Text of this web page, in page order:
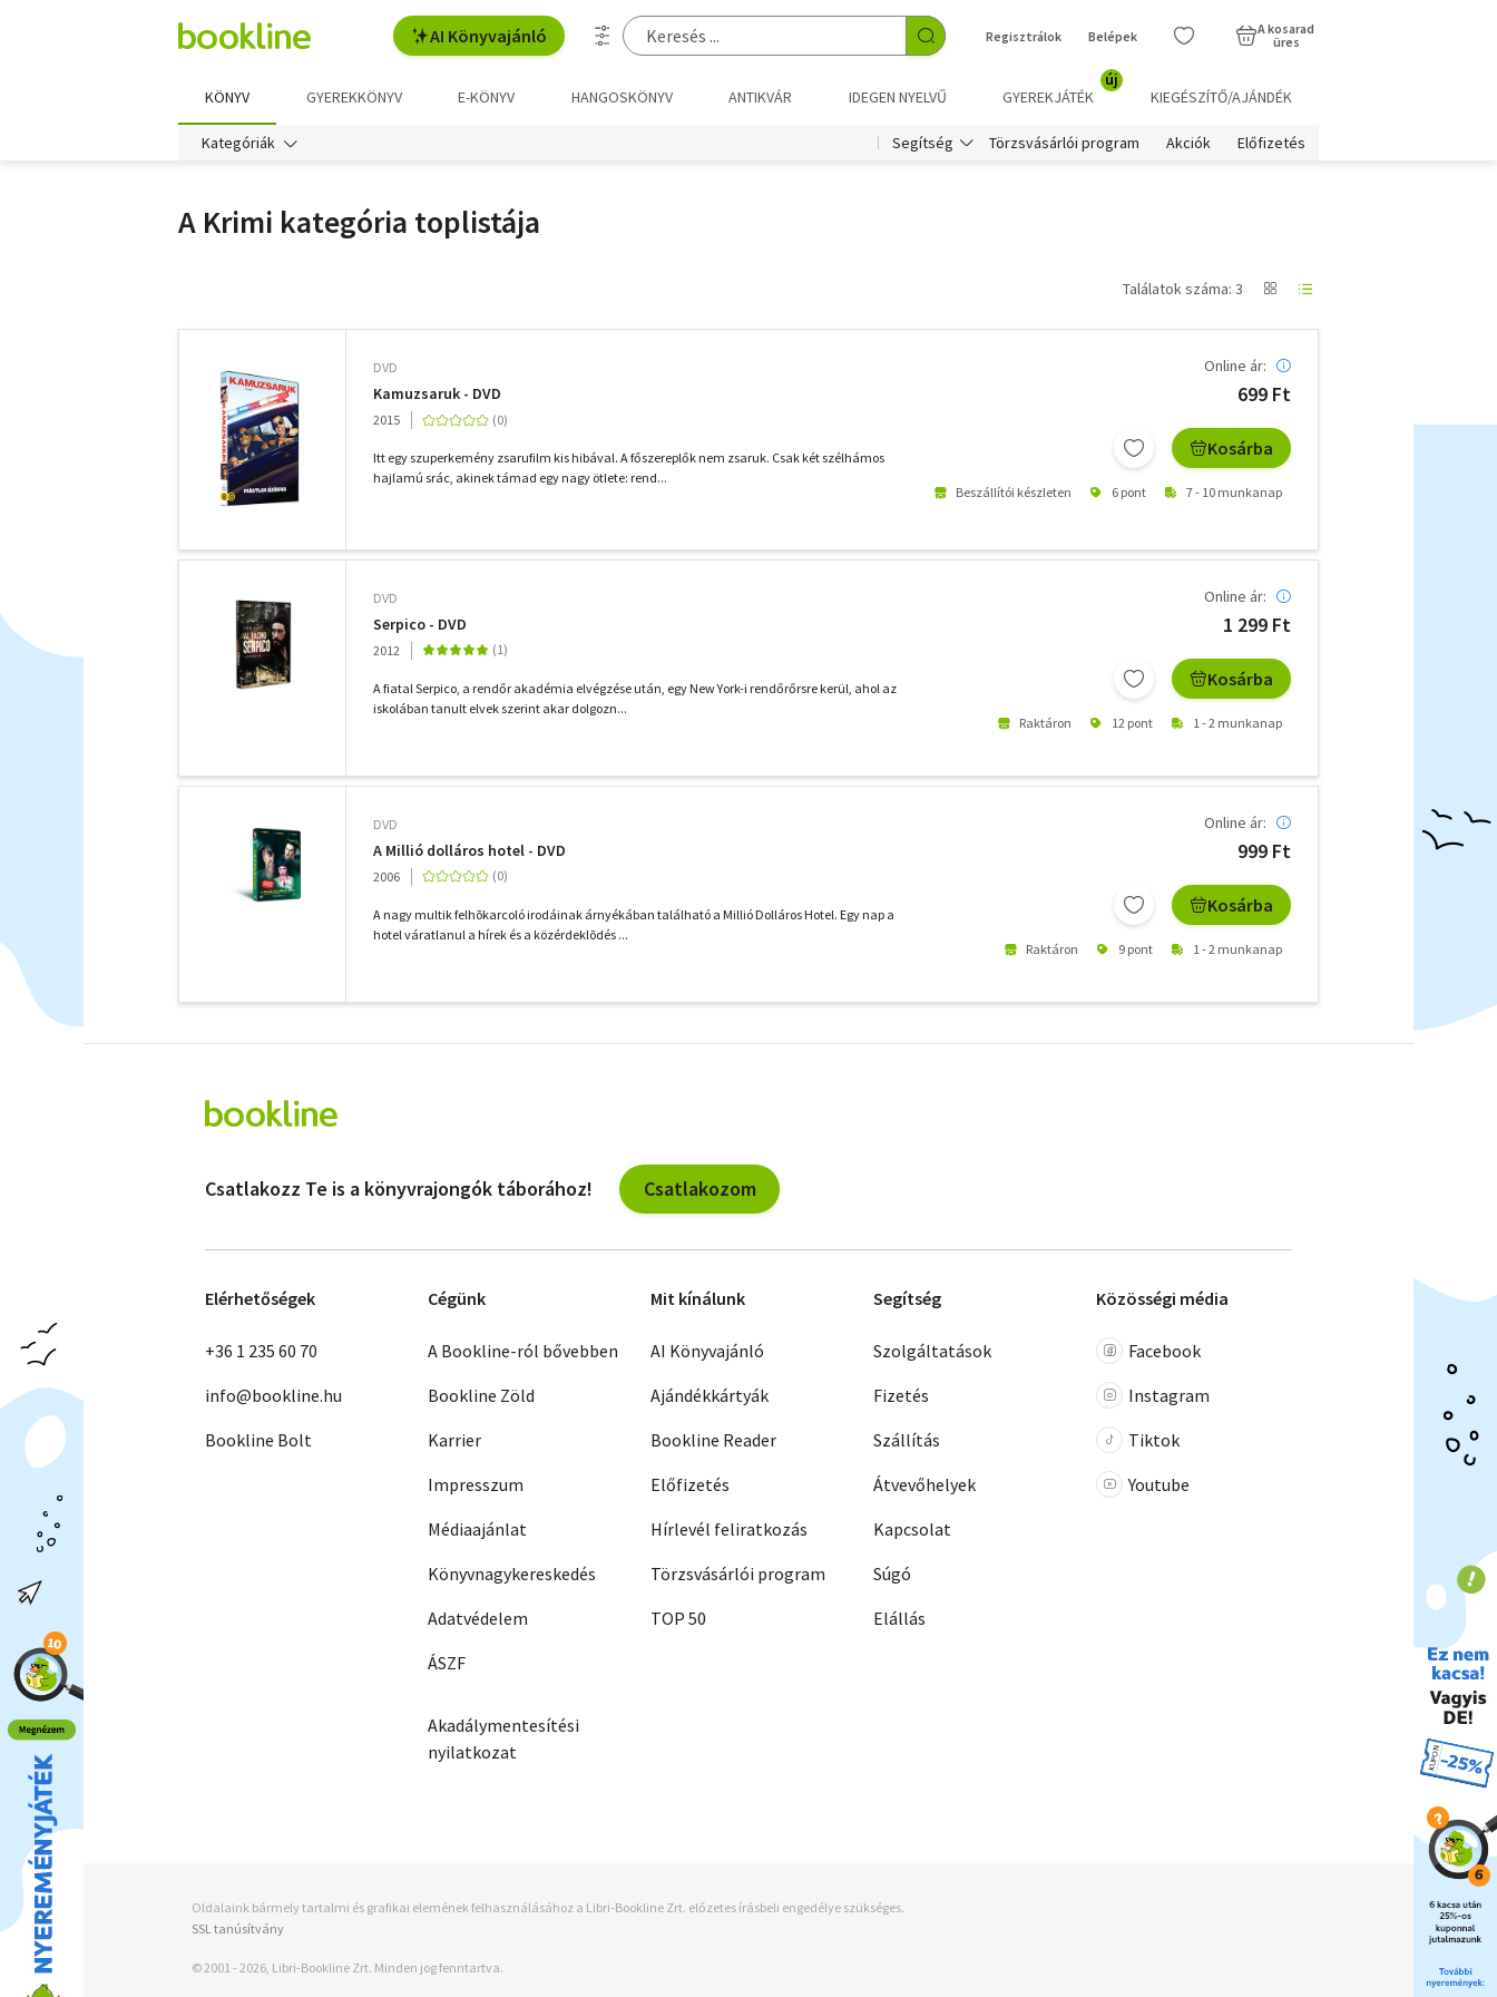
AI Könyvajánló Regisztrálok Belépek
A kosarad
üres
KÖNYV GYEREKKÖNYV E-KÖNYV HANGOSKÖNYV ANTIKVÁR IDEGEN NYELVŰ GYEREKJÁTÉK
új
KIEGÉSZÍTŐ/AJÁNDÉK
Kategóriák Segítség Törzsvásárlói program Akciók Előfizetés
A Krimi kategória toplistája
Találatok száma: 3
DVD
Kamuzsaruk - DVD
2015
Itt egy szuperkemény zsarufilm kis hibával. A főszereplők nem zsaruk. Csak két szélhámos
hajlamú srác, akinek támad egy nagy ötlete: rend...
Online ár:
699 Ft
Kosárba
Beszállítói készleten 6 pont 7 - 10 munkanap
DVD
Serpico - DVD
2012
A fiatal Serpico, a rendőr akadémia elvégzése után, egy New York-i rendőrőrsre kerül, ahol az
iskolában tanult elvek szerint akar dolgozn...
Online ár:
1 299 Ft
Kosárba
Raktáron 12 pont 1 - 2 munkanap
DVD
A Millió dolláros hotel - DVD
2006
A nagy multik felhõkarcoló irodáinak árnyékában található a Millió Dolláros Hotel. Egy nap a
hotel váratlanul a hírek és a közérdeklõdés ...
Online ár:
999 Ft
Kosárba
Raktáron 9 pont 1 - 2 munkanap
szűrők
Csatlakozz Te is a könyvrajongók táborához! Csatlakozom
Elérhetőségek
+36 1 235 60 70
info@bookline.hu
Bookline Bolt
Cégünk
A Bookline-ról bővebben
Bookline Zöld
Karrier
Impresszum
Médiaajánlat
Könyvnagykereskedés
Adatvédelem
ÁSZF
Akadálymentesítési
nyilatkozat
Mit kínálunk
AI Könyvajánló
Ajándékkártyák
Bookline Reader
Előfizetés
Hírlevél feliratkozás
Törzsvásárlói program
TOP 50
Segítség
Szolgáltatások
Fizetés
Szállítás
Átvevőhelyek
Kapcsolat
Súgó
Elállás
Közösségi média
Facebook
Instagram
Tiktok
Youtube
Oldalaink bármely tartalmi és grafikai elemének felhasználásához a Libri-Bookline Zrt. előzetes írásbeli engedélye szükséges.
SSL tanúsítvány
© 2001 - 2026, Libri-Bookline Zrt. Minden jog fenntartva.